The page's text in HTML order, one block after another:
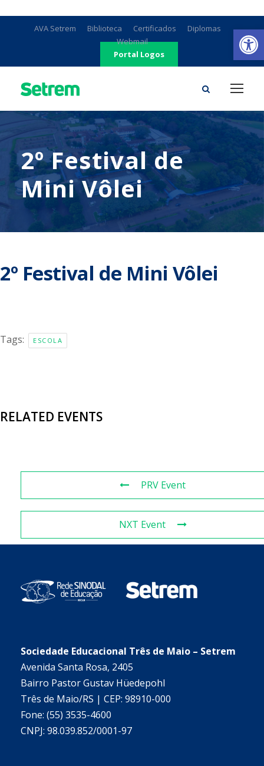
AVA Setrem Biblioteca Certificados
Diplomas
Webmail
Portal Logos
2º Festival de
Mini Vôlei
2º Festival de Mini Vôlei
Tags: ESCOLA
RELATED EVENTS
PRV Event
NXT Event
Sociedade Educacional Três de Maio – Setrem
Avenida Santa Rosa, 2405
Bairro Pastor Gustav Hüedepohl
Três de Maio/RS | CEP: 98910-000
Fone: (55) 3535-4600
CNPJ: 98.039.852/0001-97